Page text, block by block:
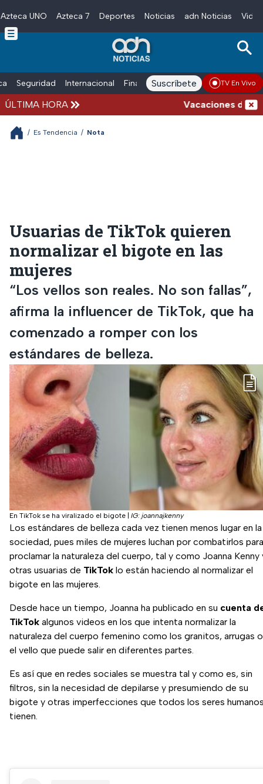
Skip to main content
Azteca UNO Azteca 7 Deportes Noticias adn Noticias
Seguridad Internacional Finanzas adn Noticias Radio
Suscríbete TV En Vivo
ÚLTIMA HORA Vacaciones de
/ Es Tendencia / Nota
Usuarias de TikTok quieren
normalizar el bigote en las
mujeres
“Los vellos son reales. No son fallas”,
afirma la influencer de TikTok, que ha
comenzado a romper con los
estándares de belleza.
En TikTok se ha viralizado el bigote | IG: joannajkenny
Los estándares de belleza cada vez tienen menos lugar en la
sociedad, pues miles de mujeres luchan por combatirlos para
proclamar la naturaleza del cuerpo, tal y como Joanna Kenny
otras usuarias de TikTok lo están haciendo al normalizar el
bigote en las mujeres.
Desde hace un tiempo, Joanna ha publicado en su cuenta
TikTok algunos videos en los que intenta normalizar la
naturaleza del cuerpo femenino como los granitos, arrugas o
el vello que puede salir en diferentes partes.
Es así que en redes sociales se muestra tal y como es, sin
filtros, sin la necesidad de depilarse y presumiendo de su
bigote y otras imperfecciones que todos los seres
tienen.